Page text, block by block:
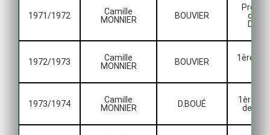
1971/1972
Camille
MONNIER
BOUVIER
de
1972/1973
Camille
MONNIER
BOUVIER
1ère
1973/1974
Camille
MONNIER
D.BOUÉ
1ère
de